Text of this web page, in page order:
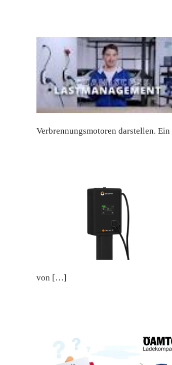
Verbrennungsmotoren darstellen.
von […]